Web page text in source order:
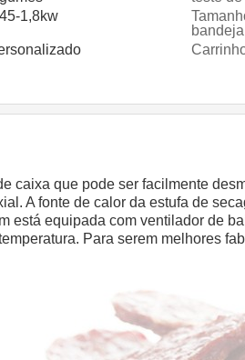
1,8kw
bandeja
caixa que pode ser facilmente
A fonte de calor da estufa de
está equipada com ventilador de
Para serem melhores